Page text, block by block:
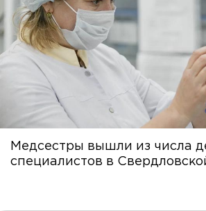
Медсестры вышли из числа
специалистов в